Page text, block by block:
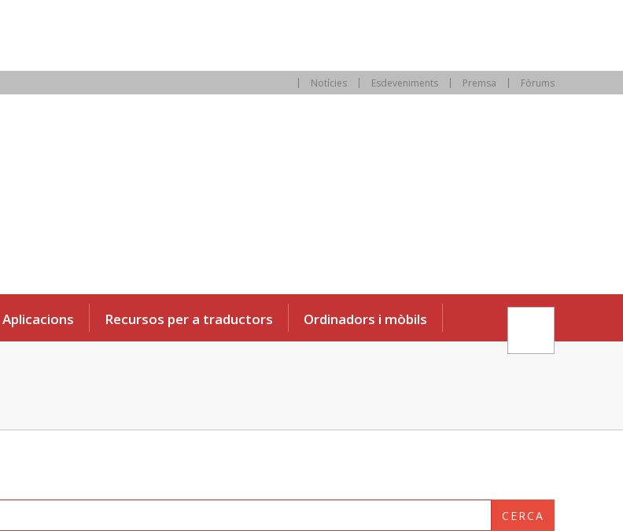
Notícies Esdeveniments Premsa Fòrums
Aplicacions Recursos per a traductors Ordinadors i mòbils
CERCA